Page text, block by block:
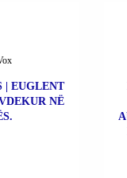
| EUGLENT
NË